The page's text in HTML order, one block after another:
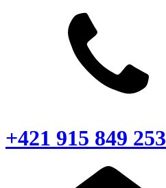
+421 915 849 253